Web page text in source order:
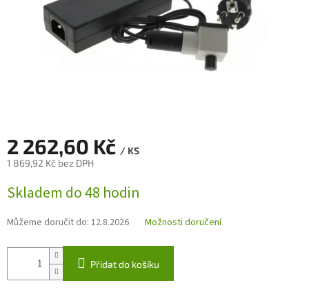
2 262,60 Kč / KS
1 869,92 Kč bez DPH
cena:
Skladem do 48 hodin
Můžeme doručit do: 12.8.2026 Možnosti doručení
Přidat do košíku